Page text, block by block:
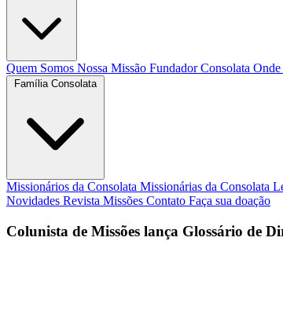
Quem Somos Nossa Missão FundadorConsolata Onde
Família Consolata
Missionários da Consolata Missionárias da Consolata
Novidades Revista Missões Contato Faça sua doação
Colunista de Missões lança Glossário de